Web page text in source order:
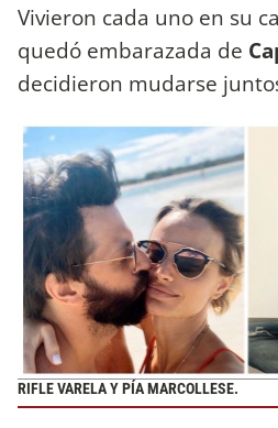
Vivieron cada uno en su
quedó embarazada de
decidieron mudarse
RIFLE VARELA Y PÍA MARCOLLESE.